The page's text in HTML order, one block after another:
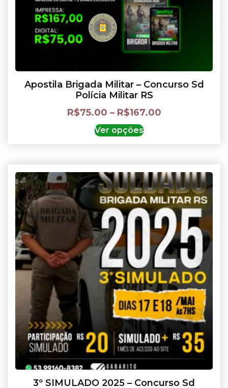
Apostila Brigada Militar – Concurso Sd
Polícia Militar RS
R$75.00 – R$167.00
Ver opções
3º SIMULADO 2025 – Concurso Sd